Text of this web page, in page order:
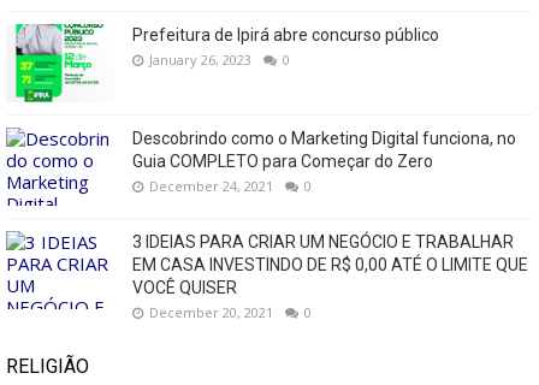
Prefeitura de Ipirá abre concurso público
January 26, 2023 0
Descobrindo como o Marketing Digital funciona, no
Guia COMPLETO para Começar do Zero
December 24, 2021 0
3 IDEIAS PARA CRIAR UM NEGÓCIO E TRABALHAR
EM CASA INVESTINDO DE R$ 0,00 ATÉ O LIMITE QUE
VOCÊ QUISER
December 20, 2021 0
RELIGIÃO